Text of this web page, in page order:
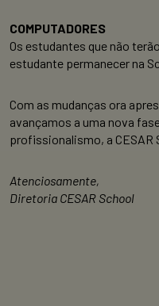
COMPUTADORES
Os estudantes que não
estudante permanecer na
Com as mudanças ora
avançamos a uma nova
profissionalismo, a CESAR
Atenciosamente,
Diretoria CESAR School